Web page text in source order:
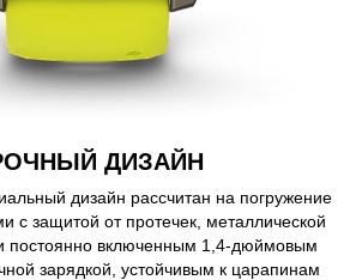
ДИЗАЙН
дизайн рассчитан на погружение
с защитой от протечек, металлической
постоянно включенным 1,4-дюймовым
зарядкой, устойчивым к царапинам